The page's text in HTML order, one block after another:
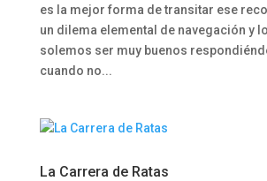
es la mejor forma de transitar ese
un dilema elemental de navegación y
solemos ser muy buenos
cuando no...
La Carrera de Ratas